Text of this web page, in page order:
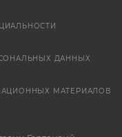
ДАННЫХ
МАТЕРИАЛОВ